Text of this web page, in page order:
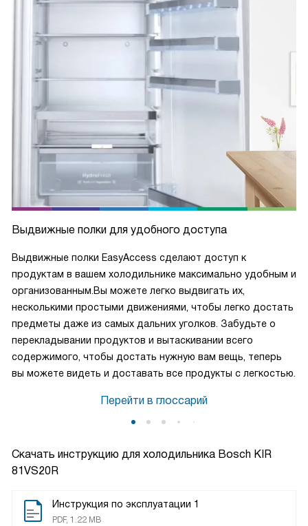
Скачать инструкцию для холодильника Bosch KIR
81VS20R
Инструкция по эксплуатации 1
PDF, 1.22 MB
Выдвижные полки для удобного доступа
Выдвижные полки EasyAccess сделают доступ к
продуктам в вашем холодильнике максимально удобным и
организованным.Вы можете легко выдвигать их,
несколькими простыми движениями, чтобы легко достать
предметы даже из самых дальних уголков. Забудьте о
перекладывании продуктов и вытаскивании всего
содержимого, чтобы достать нужную вам вещь, теперь
вы можете видеть и доставать все продукты с легкостью.
Перейти в глоссарий